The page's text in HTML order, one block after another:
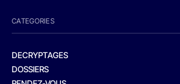
CATEGORIES
DECRYPTAGES
DOSSIERS